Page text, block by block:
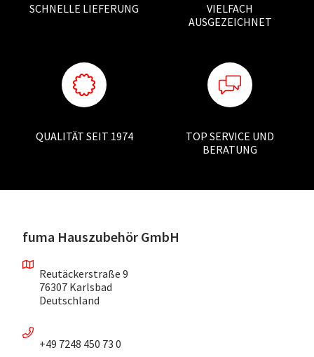
SCHNELLE LIEFERUNG
VIELFACH
AUSGEZEICHNET
QUALITÄT SEIT 1974
TOP SERVICE UND
BERATUNG
fuma Hauszubehör GmbH
Reutäckerstraße 9
76307 Karlsbad
Deutschland
+49 7248 450 73 0